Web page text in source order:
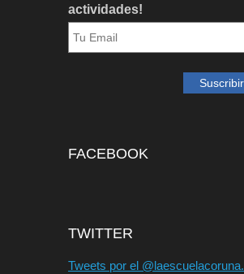
actividades!
FACEBOOK
TWITTER
Tweets por el @laescuelacoruna.